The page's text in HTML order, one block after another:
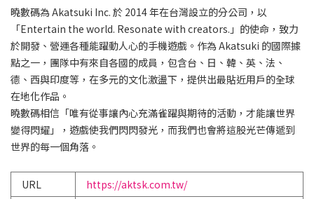
曉數碼為 Akatsuki Inc. 於 2014 年在台灣設立的分公司，以
「Entertain the world. Resonate with creators.」的使命，致力
於開發、營運各種能躍動人心的手機遊戲。作為 Akatsuki 的國際據
點之一，團隊中有來自各國的成員，包含台、日、韓、英、法、
德、西與印度等，在多元的文化激盪下，提供出最貼近用戶的全球
在地化作品。
曉數碼相信「唯有從事讓內心充滿雀躍與期待的活動，才能讓世界
變得閃耀」，遊戲使我們閃閃發光，而我們也會將這股光芒傳遞到
世界的每一個角落。
URL
https://aktsk.com.tw/